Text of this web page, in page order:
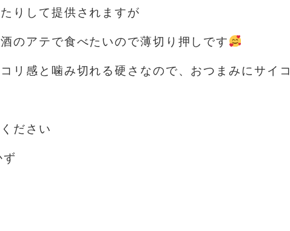
りして提供されますが
のアテで食べたいので薄切り押しです
リ感と噛み切れる硬さなので、おつまみにサイコ
ださい